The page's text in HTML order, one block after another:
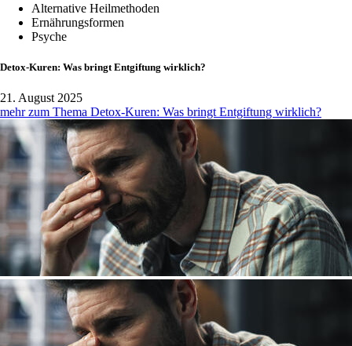
Alternative Heilmethoden
Ernährungsformen
Psyche
Detox-Kuren: Was bringt Entgiftung wirklich?
21. August 2025
mehr zum Thema Detox-Kuren: Was bringt Entgiftung wirklich?